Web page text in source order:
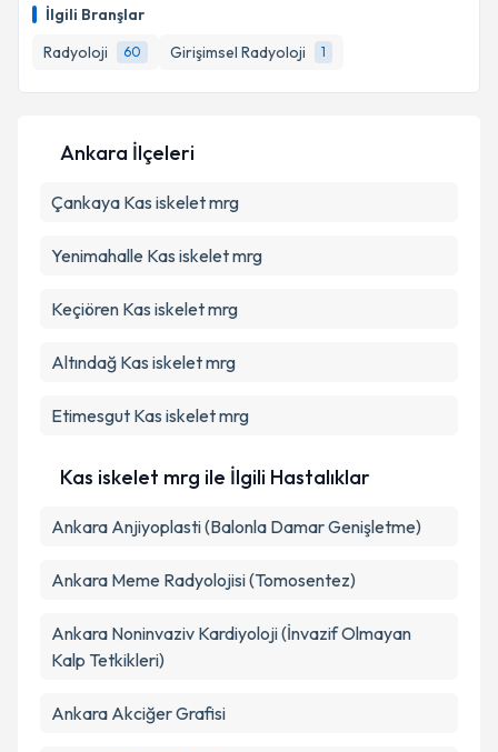
İlgili Branşlar
Radyoloji
60 Girişimsel Radyoloji 1
E-posta Adresiniz
Metni'ni okudum ve kişisel verilerimin belirtilen
kapsamda işlenmesini kabul ediyorum.
Ankara İlçeleri
Çankaya Kas iskelet mrg
Yenimahalle Kas iskelet mrg
Keçiören Kas iskelet mrg
Altındağ Kas iskelet mrg
Etimesgut Kas iskelet mrg
Kas iskelet mrg ile İlgili Hastalıklar
Ankara Anjiyoplasti (Balonla Damar Genişletme)
Ankara Meme Radyolojisi (Tomosentez)
Ankara Noninvaziv Kardiyoloji (İnvazif Olmayan
Kalp Tetkikleri)
Ankara Akciğer Grafisi